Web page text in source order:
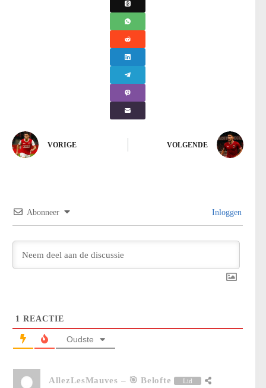
VORIGE VOLGENDE
Abonneer Inloggen
1 REACTIE
Oudste
AllezLesMauves – 🎯 Belofte Lid